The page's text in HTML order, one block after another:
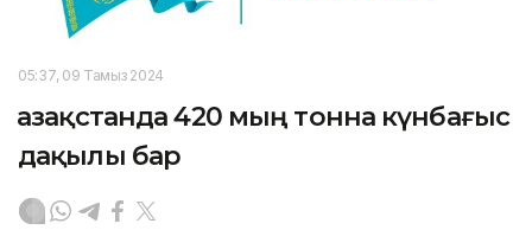
05:37, 09 Тамыз 2024
Қазақстанда 420 мың тонна күнбағыс
дақылы бар